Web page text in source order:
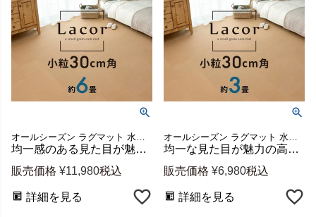
均一感のある見た目が魅力 コルクマット ラコル小粒30cmタイプ 108枚セット 団地間・江戸間6畳分 [84112-108]
販売価格 ¥11,980税込
詳細を見る
均一な見た目が魅力の高品質天然コルクマット ラコル 小粒30cmタイプ 54枚セット 江戸間3畳用 [84112-054]
販売価格 ¥6,980税込
詳細を見る